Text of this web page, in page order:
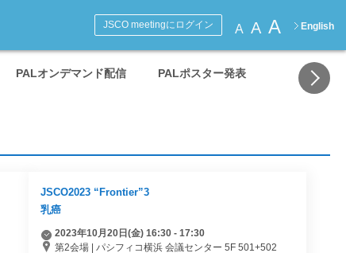
English
A A A
JSCO meetingにログイン
PALオンデマンド配信 PALポスター発表
JSCO2023 “Frontier”3
乳癌
2023年10月20日(金) 16:30 - 17:30
第2会場 | パシフィコ横浜 会議センター 5F 501+502